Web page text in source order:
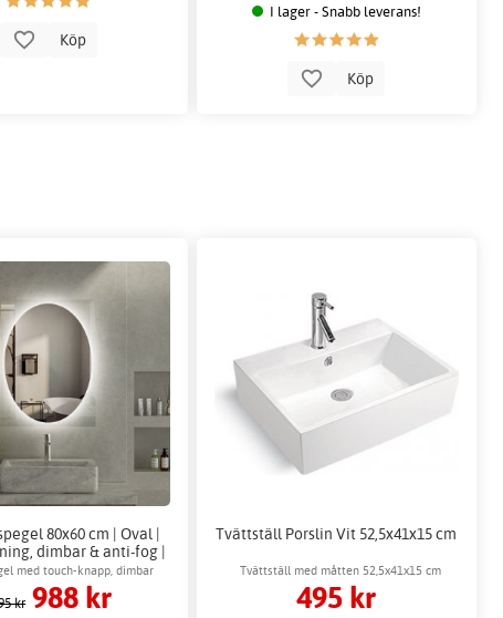
Köp
I lager - Snabb leverans!
Köp
80x60 cm | Oval |
dimbar & anti-fog |
Benevento
med touch-knapp, dimbar
& 3 ljuslägen
kr 988 kr
Tvättställ Porslin Vit 52,5x41x15 cm
Tvättställ med måtten 52,5x41x15 cm
495 kr